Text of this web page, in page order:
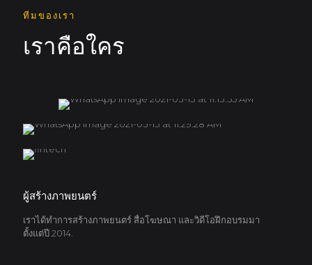
ทีมของเรา
เราคือใคร
ผู้สร้างภาพยนตร์
เราได้ทำการสร้างภาพยนตร์ สื่อโฆษณา และวิดีโอฝึกอบรมมา
ตั้งแต่ปี 2014.